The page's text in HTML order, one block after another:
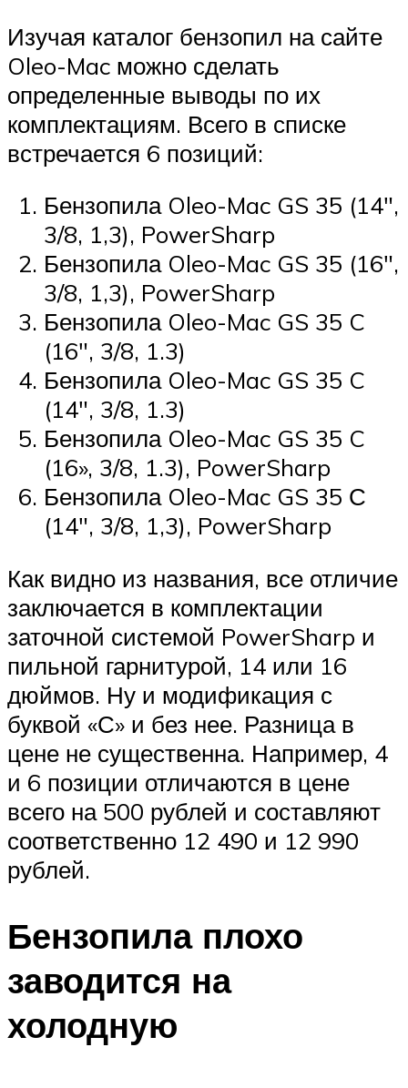
Изучая каталог бензопил на сайте
Oleo-Mac можно сделать
определенные выводы по их
комплектациям. Всего в списке
встречается 6 позиций:
Бензопила Oleo-Mac GS 35 (14″,
3/8, 1,3), PowerSharp
Бензопила Oleo-Mac GS 35 (16″,
3/8, 1,3), PowerSharp
Бензопила Oleo-Mac GS 35 C
(16″, 3/8, 1.3)
Бензопила Oleo-Mac GS 35 C
(14″, 3/8, 1.3)
Бензопила Oleo-Mac GS 35 C
(16», 3/8, 1.3), PowerSharp
Бензопила Oleo-Mac GS 35 С
(14″, 3/8, 1,3), PowerSharp
Как видно из названия, все отличие
заключается в комплектации
заточной системой PowerSharp и
пильной гарнитурой, 14 или 16
дюймов. Ну и модификация с
буквой «С» и без нее. Разница в
цене не существенна. Например, 4
и 6 позиции отличаются в цене
всего на 500 рублей и составляют
соответственно 12 490 и 12 990
рублей.
Бензопила плохо
заводится на
холодную